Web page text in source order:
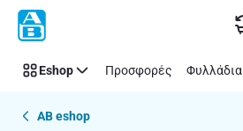
Παράλειψη
Eshop Προσφορές Φυλλάδια
AB eshop